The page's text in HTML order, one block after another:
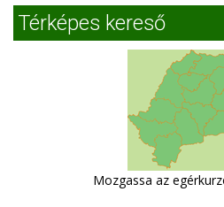
Térképes kereső
Mozgassa az